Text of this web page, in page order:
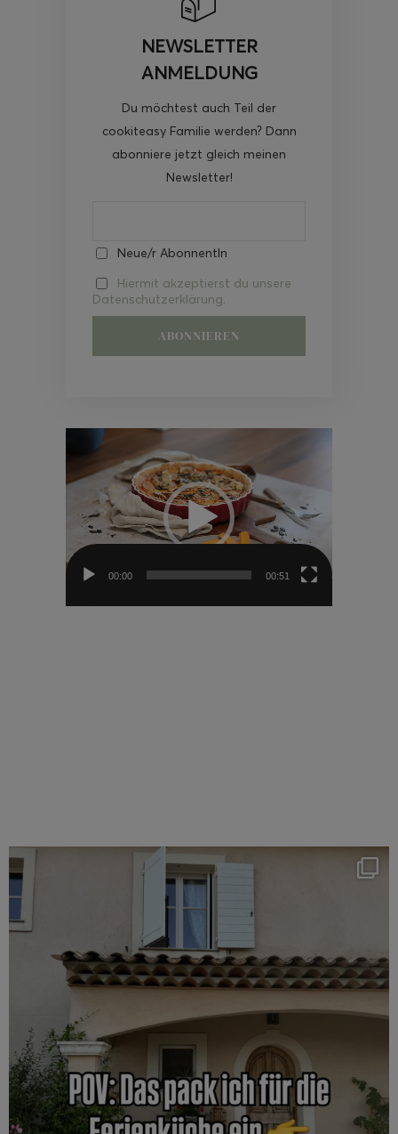
NEWSLETTER
ANMELDUNG
Du möchtest auch Teil der
cookiteasy Familie werden? Dann
abonniere jetzt gleich meinen
Newsletter!
Neue/r AbonnentIn
Hiermit akzeptierst du unsere
Datenschutzerklärung.
Video-
00:00 00:51